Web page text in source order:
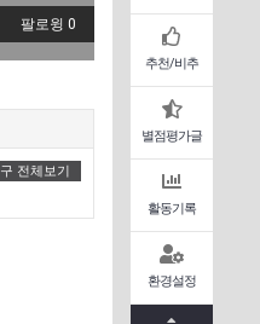
추천/비추
별점평가글
활동기록
환경설정
팔로윙 0
전체보기